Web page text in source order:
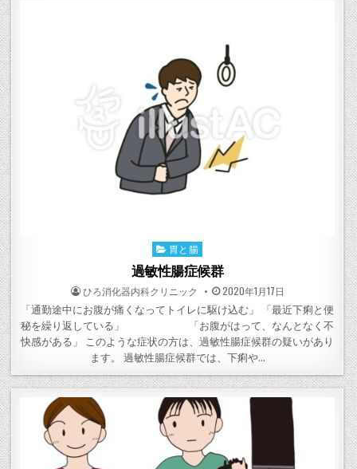
Posted
in
胃と腸
過敏性腸症候群
POSTED
BY
ひろ消化器内科クリニック POSTED
ON
2020年1月17日
「通勤途中にお腹が痛くなってトイレに駆け込む」 「最近下痢と便
秘を繰り返している」 「お腹がはって、なんとなく不
快感がある」 このような症状の方は、過敏性腸症候群の疑いがあり
ます。 過敏性腸症候群では、下痢や…